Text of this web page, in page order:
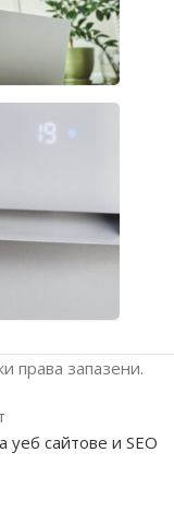
права запазени.